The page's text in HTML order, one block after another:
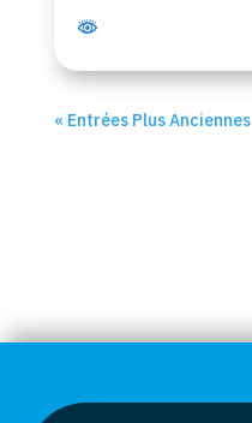
« Entrées Plus Anciennes